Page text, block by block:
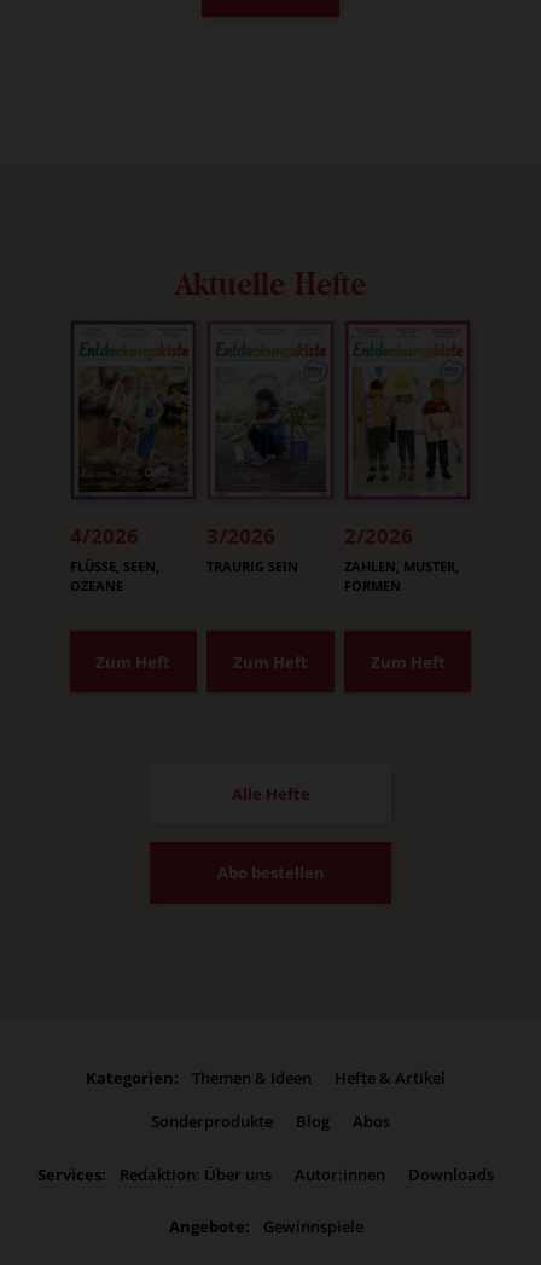
Aktuelle Hefte
4/2026
:
FLÜSSE, SEEN,
OZEANE
Zum Heft
3/2026
:
TRAURIG SEIN
Zum Heft
2/2026
:
ZAHLEN, MUSTER,
FORMEN
Zum Heft
Alle Hefte
Abo bestellen
Kategorien: Themen & Ideen
Hefte & Artikel
Sonderprodukte
Blog Abos
Services: Redaktion: Über uns Autor:innen Downloads
Angebote: Gewinnspiele